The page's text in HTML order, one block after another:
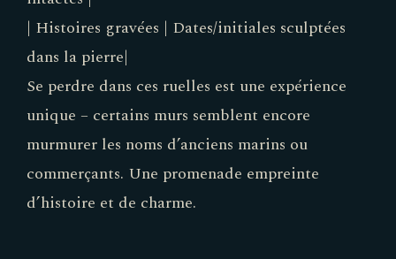
| Histoires gravées | Dates/initiales sculptées
dans la pierre|
Se perdre dans ces ruelles est une expérience
unique – certains murs semblent encore
murmurer les noms d’anciens marins ou
commerçants. Une promenade empreinte
d’histoire et de charme.